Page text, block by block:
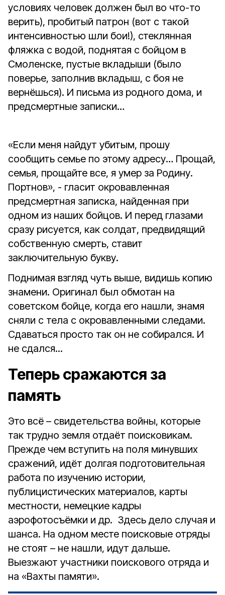
условиях человек должен был во что-то
верить), пробитый патрон (вот с такой
интенсивностью шли бои!), стеклянная
фляжка с водой, поднятая с бойцом в
Смоленске, пустые вкладыши (было
поверье, заполнив вкладыш, с боя не
вернёшься). И письма из родного дома, и
предсмертные записки…
«Если меня найдут убитым, прошу
сообщить семье по этому адресу… Прощай,
семья, прощайте все, я умер за Родину.
Портнов», - гласит окровавленная
предсмертная записка, найденная при
одном из наших бойцов. И перед глазами
сразу рисуется, как солдат, предвидящий
собственную смерть, ставит
заключительную букву.
Поднимая взгляд чуть выше, видишь копию
знамени. Оригинал был обмотан на
советском бойце, когда его нашли, знамя
сняли с тела с окровавленными следами.
Сдаваться просто так он не собирался. И
не сдался...
Теперь сражаются за
память
Это всё – свидетельства войны, которые
так трудно земля отдаёт поисковикам.
Прежде чем вступить на поля минувших
сражений, идёт долгая подготовительная
работа по изучению истории,
публицистических материалов, карты
местности, немецкие кадры
аэрофотосъёмки и др. Здесь дело случая и
шанса. На одном месте поисковые отряды
не стоят – не нашли, идут дальше.
Выезжают участники поискового отряда и
на «Вахты памяти».